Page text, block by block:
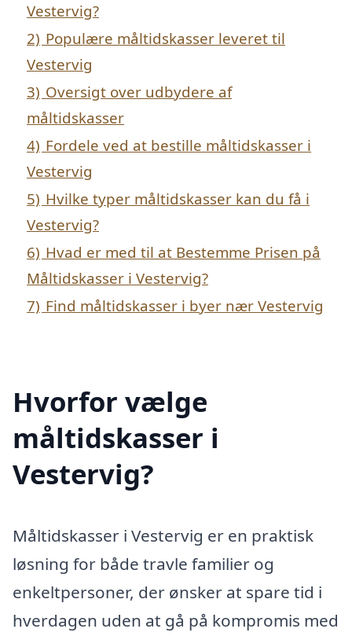
Vestervig?
2) Populære måltidskasser leveret til
Vestervig
3) Oversigt over udbydere af
måltidskasser
4) Fordele ved at bestille måltidskasser i
Vestervig
5) Hvilke typer måltidskasser kan du få i
Vestervig?
6) Hvad er med til at Bestemme Prisen på
Måltidskasser i Vestervig?
7) Find måltidskasser i byer nær Vestervig
Hvorfor vælge
måltidskasser i
Vestervig?
Måltidskasser i Vestervig er en praktisk
løsning for både travle familier og
enkeltpersoner, der ønsker at spare tid i
hverdagen uden at gå på kompromis med